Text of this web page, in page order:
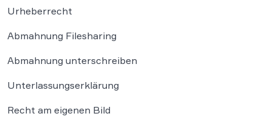
Urheberrecht
Abmahnung Filesharing
Abmahnung unterschreiben
Unterlassungserklärung
Recht am eigenen Bild